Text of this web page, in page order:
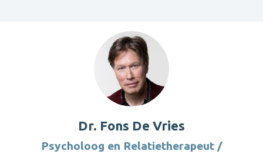
Dr. Fons De Vries
Psycholoog en Relatietherapeut /